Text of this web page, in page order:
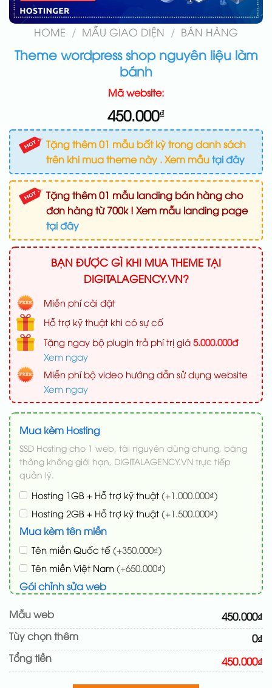
HOME / MẪU GIAO DIỆN / BÁN HÀNG
Theme wordpress shop nguyên liệu làm
bánh
Mã website:
450.000₫
Tặng thêm 01 mẫu bất kỳ trong danh sách
trên khi mua theme này . Xem mẫutại đây
Tặng thêm 01 mẫu landing bán hàng cho
đơn hàng từ 700k ! Xem mẫu landing page
tại đây
BẠN ĐƯỢC GÌ KHI MUA THEME TẠI
DIGITALAGENCY.VN?
Miễn phí cài đặt
Hỗ trợ kỹ thuật khi có sự cố
Tặng ngay bộ plugin trả phí trị giá 5.000.000đ
Xem ngay
Miễn phí bộ video hướng dẫn sử dụng website
Xem ngay
Mua kèm Hosting
SSD Hosting cho 1 web, tài nguyên dùng chung, băng
thông không giới hạn, DIGITALAGENCY.VN trực tiếp
quản lý.
Hosting 1GB + Hỗ trợ kỹ thuật (+1.000.000₫)
Hosting 2GB + Hỗ trợ kỹ thuật (+1.500.000₫)
Mua kèm tên miền
Tên miền Quốc tế (+350.000₫)
Tên miền Việt Nam (+650.000₫)
Gói chỉnh sửa web
Thay logo + thông tin doanh nghiệp
(+50.000₫)
Đổi màu chủ đạo theo tông của logo
Sửa danh mục và sắp xếp lại đề mục menu cho
chuẩn(+200.000₫)
Mẫu web 450.000₫
Tùy chọn thêm 0₫
Tổng tiền 450.000₫